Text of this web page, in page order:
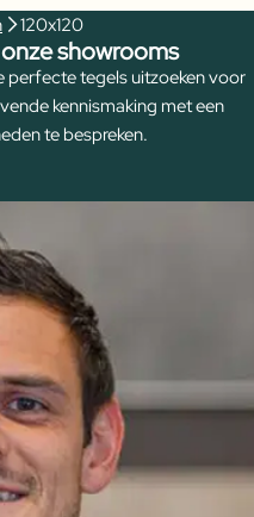
120x120
showrooms
perfecte tegels uitzoeken voor
kennismaking met een
te bespreken.